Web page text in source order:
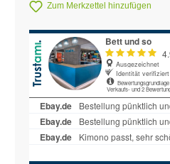
Zum Merkzettel hinzufügen